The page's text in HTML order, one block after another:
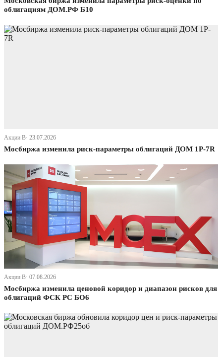
облигациям ДОМ.РФ Б10
Акции В· 23.07.2026
Мосбиржа изменила риск-параметры облигаций ДОМ 1P-7R
Акции В· 07.08.2026
Мосбиржа изменила ценовой коридор и диапазон рисков для
облигаций ФСК РС БО6